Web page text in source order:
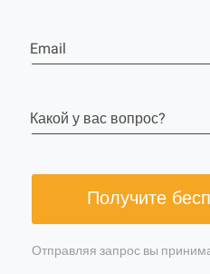
Email
Какой у вас вопрос?
Получите
Отправляя запрос вы